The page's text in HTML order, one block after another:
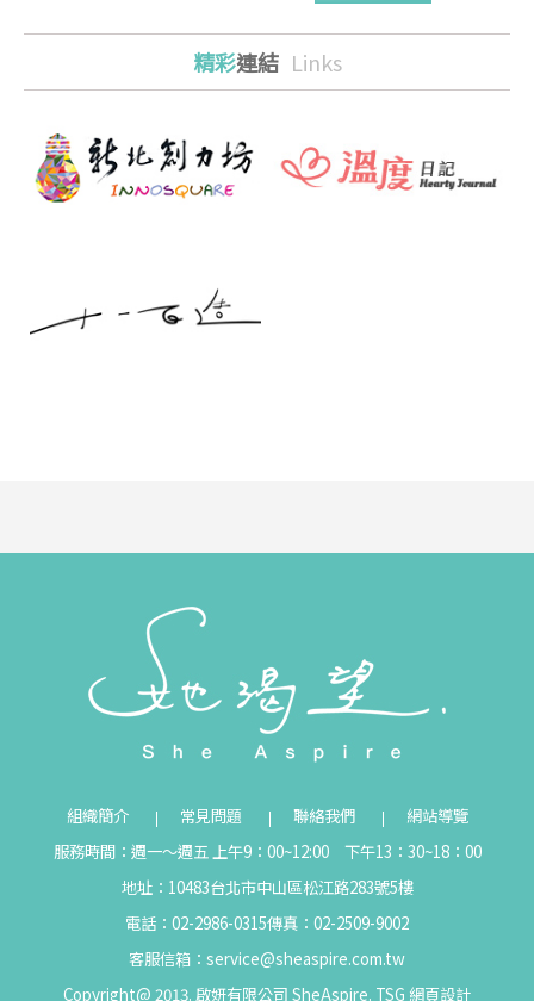
精彩連結 Links
組織簡介 常見問題 聯絡我們
網站導覽
服務時間：週一～週五 上午9：00~12:00 下午13：30~18：00
地址：10483台北市中山區松江路283號5樓
電話：02-2986-0315傳真：02-2509-9002
客服信箱： service@sheaspire.com.tw
Copyright@ 2013. 啟妍有限公司 SheAspire. TSG 網頁設計